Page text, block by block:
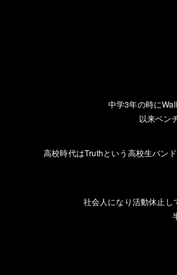
中学3年の時に
以来ベン
高校時代はTruthという高校生バン
社会人になり活動休止し